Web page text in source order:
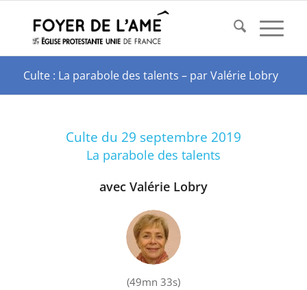
Culte : La parabole des talents – par Valérie Lobry
Culte du 29 septembre 2019
La parabole des talents
avec Valérie Lobry
(49mn 33s)